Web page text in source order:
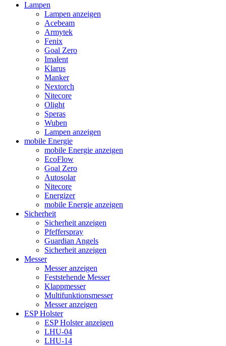
Lampen
Lampen anzeigen
Acebeam
Armytek
Fenix
Goal Zero
Imalent
Klarus
Manker
Nextorch
Nitecore
Olight
Speras
Wuben
Lampen anzeigen
mobile Energie
mobile Energie anzeigen
EcoFlow
Goal Zero
Autosolar
Nitecore
Energizer
mobile Energie anzeigen
Sicherheit
Sicherheit anzeigen
Pfefferspray
Guardian Angels
Sicherheit anzeigen
Messer
Messer anzeigen
Feststehende Messer
Klappmesser
Multifunktionsmesser
Messer anzeigen
ESP Holster
ESP Holster anzeigen
LHU-04
LHU-14